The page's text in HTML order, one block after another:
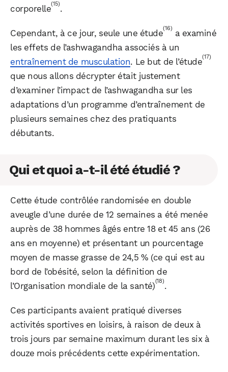
corporelle(15).
Cependant, à ce jour, seule une étude(16) a examiné
les effets de l’ashwagandha associés à un
entraînement de musculation. Le but de l’étude(17)
que nous allons décrypter était justement
d’examiner l’impact de l’ashwagandha sur les
adaptations d’un programme d’entraînement de
plusieurs semaines chez des pratiquants
débutants.
Qui et quoi a-t-il été étudié ?
Cette étude contrôlée randomisée en double
aveugle d’une durée de 12 semaines a été menée
auprès de 38 hommes âgés entre 18 et 45 ans (26
ans en moyenne) et présentant un pourcentage
moyen de masse grasse de 24,5 % (ce qui est au
bord de l’obésité, selon la définition de
l’Organisation mondiale de la santé)(18).
Ces participants avaient pratiqué diverses
activités sportives en loisirs, à raison de deux à
trois jours par semaine maximum durant les six à
douze mois précédents cette expérimentation.